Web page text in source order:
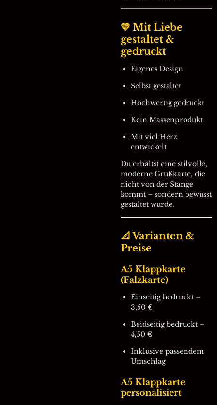
💛 Mit Liebe
gestaltet &
gedruckt
Eigenes Design
Selbst gestaltet
Hochwertig gedruckt
Kein Massenprodukt
Mit viel Herz
entwickelt
Du erhältst eine stilvolle,
moderne Grußkarte, die
nicht von der Stange
kommt – sondern bewusst
gestaltet wurde.
📐 Varianten &
Preise
A5 Klappkarte
(Falzkarte)
Einseitig bedruckt –
3,50 €
Beidseitig bedruckt –
4,50 €
Inklusive passendem
Umschlag
A5 Klappkarte
personalisiert